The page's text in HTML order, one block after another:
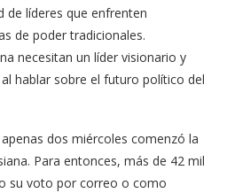
de líderes que enfrenten
de poder tradicionales.
necesitan un líder visionario y
hablar sobre el futuro político del
dos miércoles comenzó la
Para entonces, más de 42 mil
su voto por correo o como